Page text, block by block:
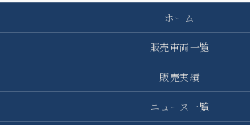
ホーム
販売車両一覧
販売実績
ニュース一覧